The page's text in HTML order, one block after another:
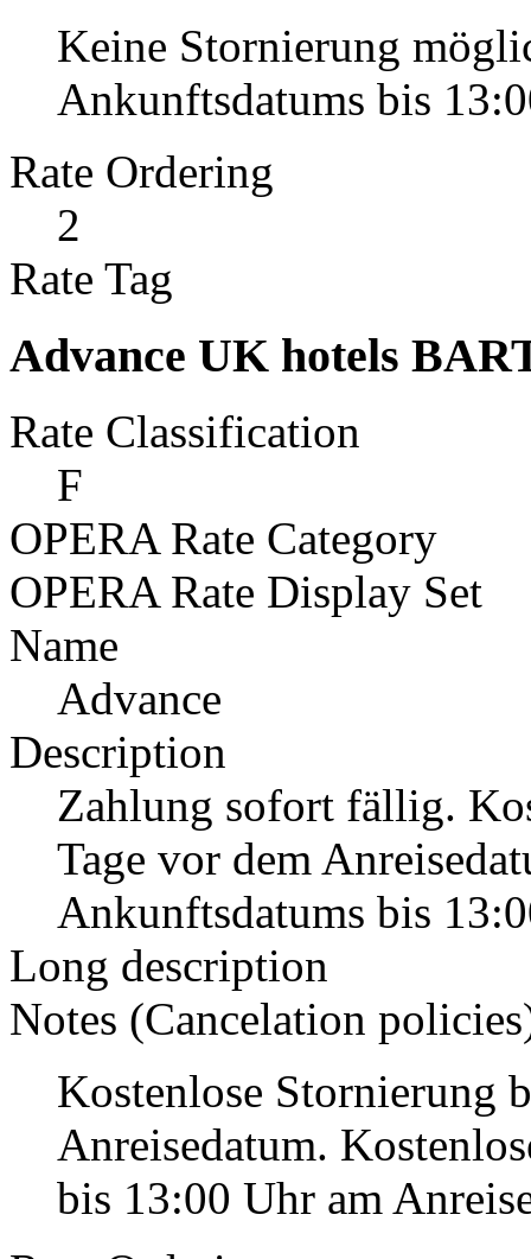
Keine Stornierung
Ankunftsdatums bis
Rate Ordering
2
Rate Tag
Advance UK hotels
Rate Classification
F
OPERA Rate Category
OPERA Rate Display Set
Name
Advance
Description
Zahlung sofort fällig.
Tage vor dem
Ankunftsdatums bis
Long description
Notes (Cancelation
Kostenlose Stornierung
Anreisedatum.
bis 13:00 Uhr am